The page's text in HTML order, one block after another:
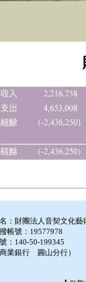
：財團法人音契文化藝
帳號：19577978
：140-50-199345
商業銀行 圓山分行）